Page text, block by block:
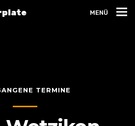
MENÜ
TERMINE